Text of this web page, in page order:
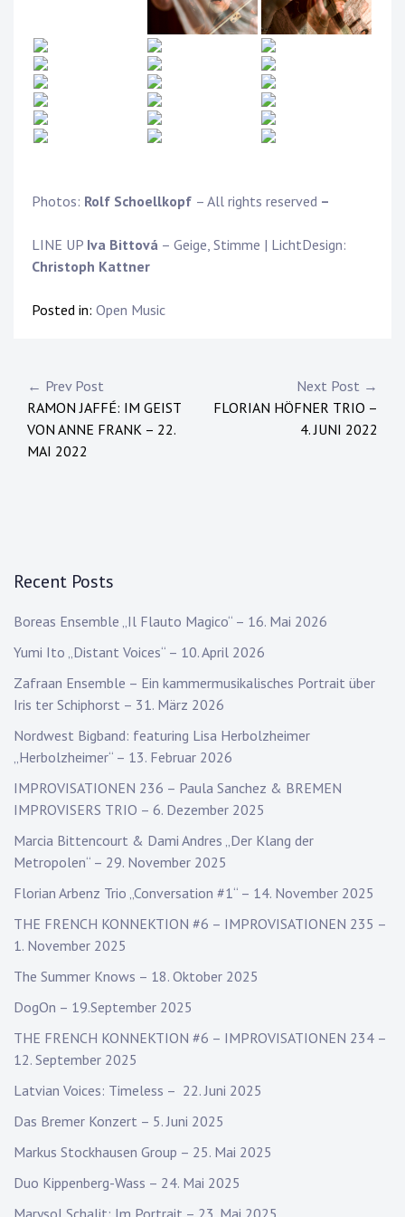
Photos: Rolf Schoellkopf – All rights reserved –
LINE UP Iva Bittová – Geige, Stimme | LichtDesign:
Christoph Kattner
Posted in: Open Music
Post
navigation
← Prev Post
RAMON JAFFÉ: IM GEIST
VON ANNE FRANK – 22.
MAI 2022
Next Post →
FLORIAN HÖFNER TRIO –
4. JUNI 2022
Recent Posts
Boreas Ensemble „Il Flauto Magico“ – 16. Mai 2026
Yumi Ito „Distant Voices“ – 10. April 2026
Zafraan Ensemble – Ein kammermusikalisches Portrait über
Iris ter Schiphorst – 31. März 2026
Nordwest Bigband: featuring Lisa Herbolzheimer
„Herbolzheimer“ – 13. Februar 2026
IMPROVISATIONEN 236 – Paula Sanchez & BREMEN
IMPROVISERS TRIO – 6. Dezember 2025
Marcia Bittencourt & Dami Andres „Der Klang der
Metropolen“ – 29. November 2025
Florian Arbenz Trio „Conversation #1“ – 14. November 2025
THE FRENCH KONNEKTION #6 – IMPROVISATIONEN 235 –
1. November 2025
The Summer Knows – 18. Oktober 2025
DogOn – 19.September 2025
THE FRENCH KONNEKTION #6 – IMPROVISATIONEN 234 –
12. September 2025
Latvian Voices: Timeless – 22. Juni 2025
Das Bremer Konzert – 5. Juni 2025
Markus Stockhausen Group – 25. Mai 2025
Duo Kippenberg-Wass – 24. Mai 2025
Marysol Schalit: Im Portrait – 23. Mai 2025